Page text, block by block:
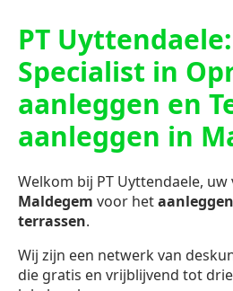
PT
Specialist in
aanleggen en
aanleggen in
Welkom bij PT Uyttendaele,
Maldegem voor het
terrassen.
Wij zijn een netwerk van
die gratis en vrijblijvend tot